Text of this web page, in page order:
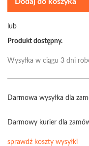
lub
Produkt dostępny.
Wysyłka w ciągu 3 dni
Darmowa wysyłka dla
Darmowy kurier dla
sprawdź koszty wysyłki